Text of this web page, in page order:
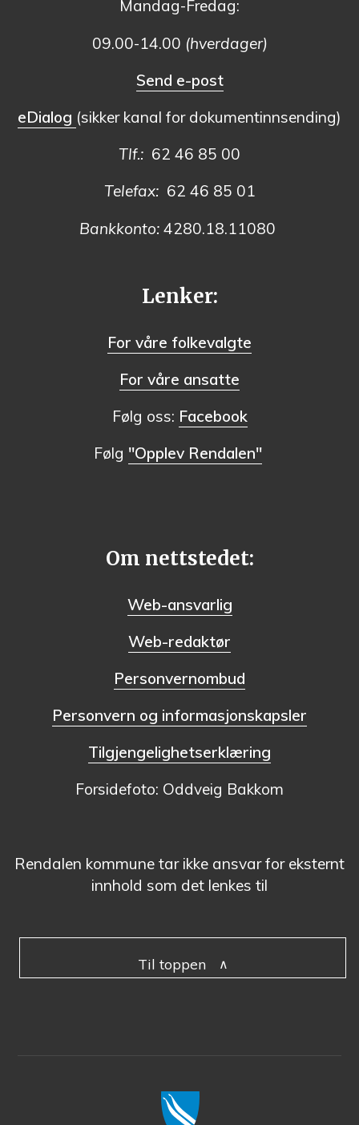
Mandag-Fredag:
09.00-14.00 (hverdager)
Send e-post
eDialog (sikker kanal for dokumentinnsending)
Tlf.: 62 46 85 00
Telefax:62 46 85 01
Bankkonto: 4280.18.11080
Lenker:
For våre folkevalgte
For våre ansatte
Følg oss: Facebook
Følg "Opplev Rendalen"
Om nettstedet:
Web-ansvarlig
Web-redaktør
Personvernombud
Personvern og informasjonskapsler
Tilgjengelighetserklæring
Forsidefoto: Oddveig Bakkom
Rendalen kommune tar ikke ansvar for eksternt
innhold som det lenkes til
Til toppen